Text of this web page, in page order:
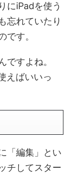
にiPadを使う
忘れていたり
です。
ですよね。
えばいいっ
「編集」とい
チしてスター